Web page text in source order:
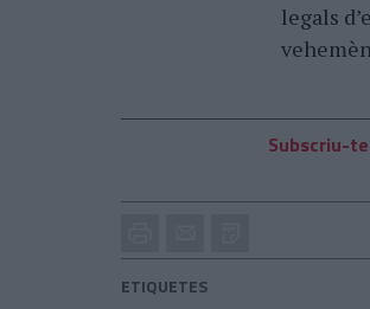
legals
Subscriu-te
amic
ETIQUETES